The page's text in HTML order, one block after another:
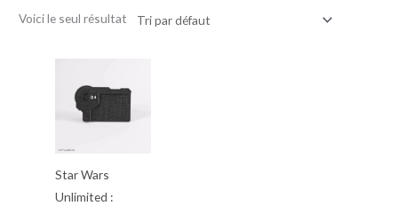
Voici le seul résultat
Star Wars
Unlimited :